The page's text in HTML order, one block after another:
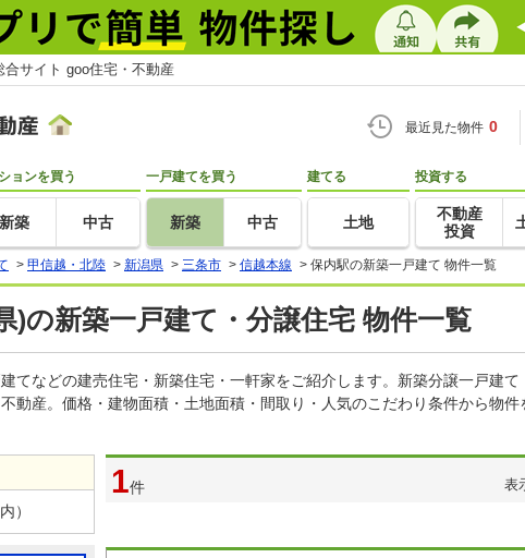
サイト goo住宅・不動産
最近見た物件 0
ョンを買う
新築 中古
一戸建てを買う
新築 中古
建てる
土地
投資する
不動産
投資
> 甲信越・北陸 > 新潟県 > 三条市 > 信越本線 > 保内駅の新築一戸建て 物件一覧
)の新築一戸建て・分譲住宅 物件一覧
てなどの建売住宅・新築住宅・一軒家をご紹介します。新築分譲一戸建
動産。価格・建物面積・土地面積・間取り・人気のこだわり条件から物
1件 表
）